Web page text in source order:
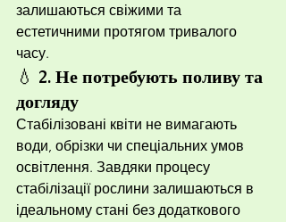
залишаються свіжими та
естетичними протягом тривалого
часу.
💧 2. Не потребують поливу та
догляду
Стабілізовані квіти не вимагають
води, обрізки чи спеціальних умов
освітлення. Завдяки процесу
стабілізації рослини залишаються в
ідеальному стані без додаткового